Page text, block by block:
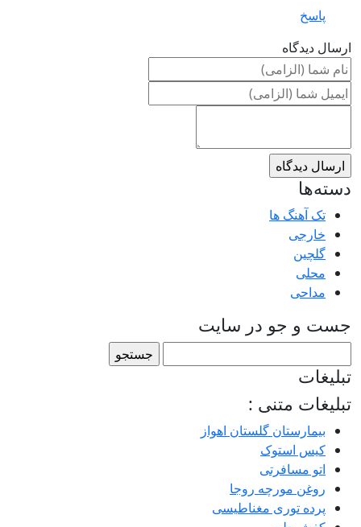
پاسخ
ارسال دیدگاه
دسته‌ها
تک آهنگ ها
خارجی
گلچین
محلی
مداحی
جست و جو در سایت
برای:
تبلیغات
تبلیغات متنی :
بیمارستان گلستان اهواز
کیس استوک
اتو مسافرتی
روغن مورچه روجا
پرده توری مغناطیسی